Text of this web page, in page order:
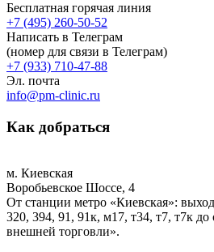
Бесплатная горячая линия
+7 (495) 260-50-52
Написать в Телеграм
(номер для связи в Телеграм)
+7 (933) 710-47-88
Эл. почта
info@pm-clinic.ru
Как добраться
м. Киевская
Воробьевское Шоссе, 4
От станции метро «Киевская»:
320, 394, 91, 91к, м17, т34, т7, т7к
внешней торговли».